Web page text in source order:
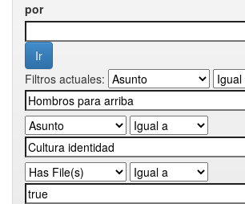
por
Filtros actuales: